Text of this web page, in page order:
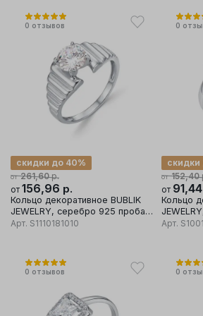
0 отзывов
от 261,60р.
скидки до 40%
от 156,96 р.
Кольцо декоративное BUBLIK
JEWELRY, серебро 925 проба,
вставка фианит
Арт. S1110181010
0
от 152,40
скидки
от 91,44
Кольцо
JEWELRY, серебро 925
вставка
Арт.
0 отзывов 0